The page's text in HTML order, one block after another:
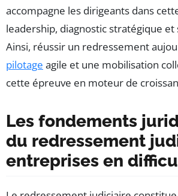
accompagne les dirigeants dans
leadership, diagnostic stratégique
Ainsi, réussir un redressement
pilotage agile et une mobilisation
cette épreuve en moteur de
Les fondements
du redressement
entreprises en